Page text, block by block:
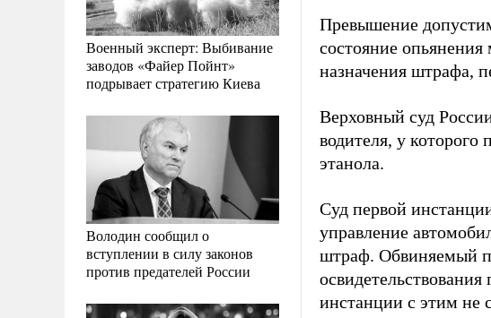
Военный эксперт: Выбивание
заводов «Файер Пойнт»
подрывает стратегию Киева
Володин сообщил о
вступлении в силу законов
против предателей России
Превышение
состояние
назначения штрафа,
Верховный суд
водителя, у
этанола.
Суд первой
управление
штраф. Обвиняемый
инстанции с этим не